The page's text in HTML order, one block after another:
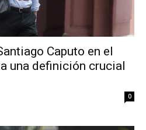
Caputo en el
una definición crucial
0